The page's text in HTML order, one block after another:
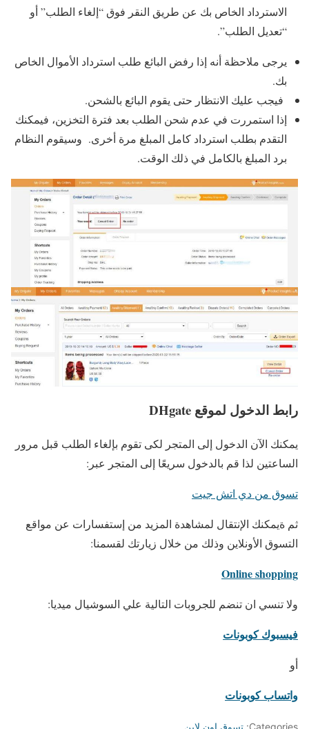
الاسترداد الخاص بك عن طريق النقر فوق “إلغاء الطلب” أو
“تعديل الطلب”.
يرجى ملاحظة أنه إذا رفض البائع طلب استرداد الأموال الخاص
بك.
فيجب عليك الانتظار حتى يقوم البائع بالشحن.
إذا استمررت في عدم شحن الطلب بعد فترة التخزين، فيمكنك
التقدم بطلب استرداد كامل المبلغ مرة أخرى. وسيقوم النظام
برد المبلغ بالكامل في ذلك الوقت.
رابط الدخول لموقع DHgate
يمكنك الآن الدخول إلى المتجر لكى تقوم بإلغاء الطلب قبل مرور
الساعتين لذا قم بالدخول سريعًا إلى المتجر عبر:
تسوق من دي اتش جيت
ثم ةيمكنك الإنتقال لمشاهدة المزيد من إستفسارات عن مواقع
التسوق الأونلاين وذلك من خلال زيارتك لقسمنا:
Online shopping
ولا تنسي ان تنضم للجروبات التالية علي السوشيال ميديا:
فيسبوك كوبونات
أو
واتساب كوبونات
Categories: تسوق اون لاين